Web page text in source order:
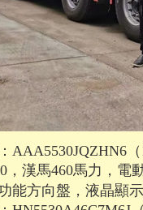
（10X4
，漢馬460馬力，電
功能方向盤，液晶顯